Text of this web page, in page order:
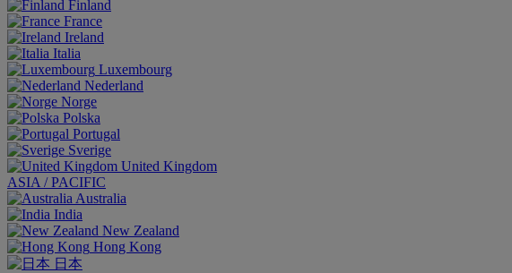
Finland
France
Ireland
Italia
Luxembourg
Nederland
Norge
Polska
Portugal
Sverige
United Kingdom
ASIA / PACIFIC
Australia
India
New Zealand
Hong Kong
日本